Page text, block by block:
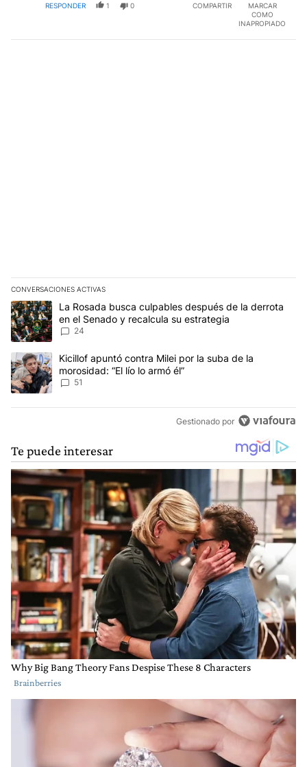
RESPONDER 1 0 COMPARTIR
MARCAR
COMO
INAPROPIADO
CONVERSACIONES ACTIVAS
Este listado muestra los artículos con más comentarios en los
Un artículo de tendencia con el título "La Rosada busca
La Rosada busca culpables después de la derrota
en el Senado y recalcula su estrategia
24
Un artículo de tendencia con el título "Kicillof apuntó contra Milei
Kicillof apuntó contra Milei por la suba de la
morosidad: “El lío lo armó él”
51
Gestionado por